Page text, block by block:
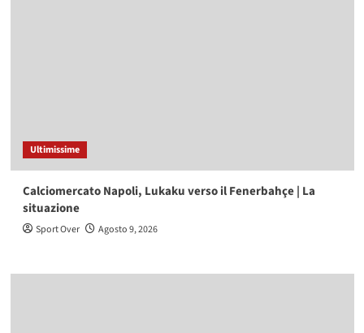
Ultimissime
Calciomercato Napoli, Lukaku verso il Fenerbahçe | La
situazione
Sport Over Agosto 9, 2026